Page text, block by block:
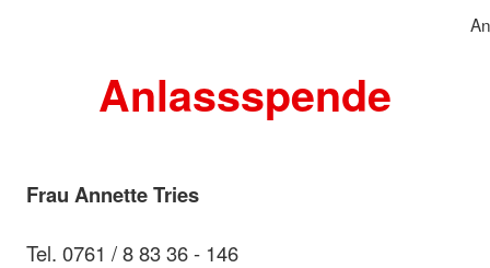
Anlassspende
Frau Annette Tries
Tel. 0761 / 8 83 36 - 146